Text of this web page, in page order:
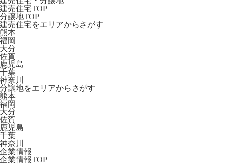
建売住宅TOP
分譲地TOP
建売住宅をエリアからさがす
熊本
福岡
大分
佐賀
鹿児島
千葉
神奈川
分譲地をエリアからさがす
熊本
福岡
大分
佐賀
鹿児島
千葉
神奈川
企業情報
企業情報TOP